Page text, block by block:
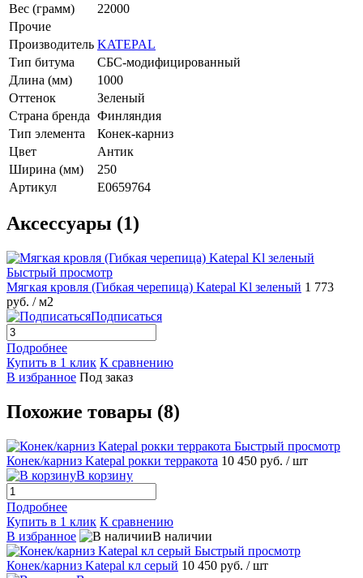
Вес (грамм)
22000
Прочие
Производитель KATEPAL
Тип битума
СБС-модифицированный
Длина (мм)
1000
Оттенок
Зеленый
Страна бренда Финляндия
Тип элемента
Конек-карниз
Цвет
Антик
Ширина (мм)
250
Артикул
E0659764
Аксессуары (1)
Быстрый просмотр
Мягкая кровля (Гибкая черепица) Katepal Kl зеленый 1 773
руб. / м2
Подписаться
Подробнее
Купить в 1 клик К сравнению
В избранное Под заказ
Похожие товары (8)
Быстрый просмотр
Конек/карниз Katepal рокки терракота 10 450 руб. / шт
В корзину
Подробнее
Купить в 1 клик К сравнению
В избранное
В наличии
Быстрый просмотр
Конек/карниз Katepal кл серый 10 450 руб. / шт